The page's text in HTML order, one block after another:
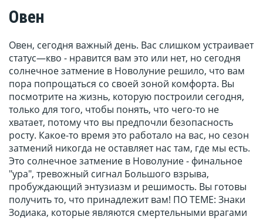
Овен
Овен, сегодня важный день. Вас слишком устраивает
статус—кво - нравится вам это или нет, но сегодня
солнечное затмение в Новолуние решило, что вам
пора попрощаться со своей зоной комфорта. Вы
посмотрите на жизнь, которую построили сегодня,
только для того, чтобы понять, что чего-то не
хватает, потому что вы предпочли безопасность
росту. Какое-то время это работало на вас, но сезон
затмений никогда не оставляет нас там, где мы есть.
Это солнечное затмение в Новолуние - финальное
"ура", тревожный сигнал Большого взрыва,
пробуждающий энтузиазм и решимость. Вы готовы
получить то, что принадлежит вам! ПО ТЕМЕ: Знаки
Зодиака, которые являются смертельными врагами